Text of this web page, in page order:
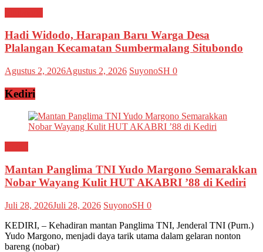
Hadi Widodo, Harapan Baru Warga Desa
Plalangan Kecamatan Sumbermalang Situbondo
Agustus 2, 2026Agustus 2, 2026 SuyonoSH 0
Kediri
Mantan Panglima TNI Yudo Margono Semarakkan
Nobar Wayang Kulit HUT AKABRI ’88 di Kediri
Juli 28, 2026Juli 28, 2026 SuyonoSH 0
KEDIRI, – Kehadiran mantan Panglima TNI, Jenderal TNI (Purn.)
Yudo Margono, menjadi daya tarik utama dalam gelaran nonton
bareng (nobar)